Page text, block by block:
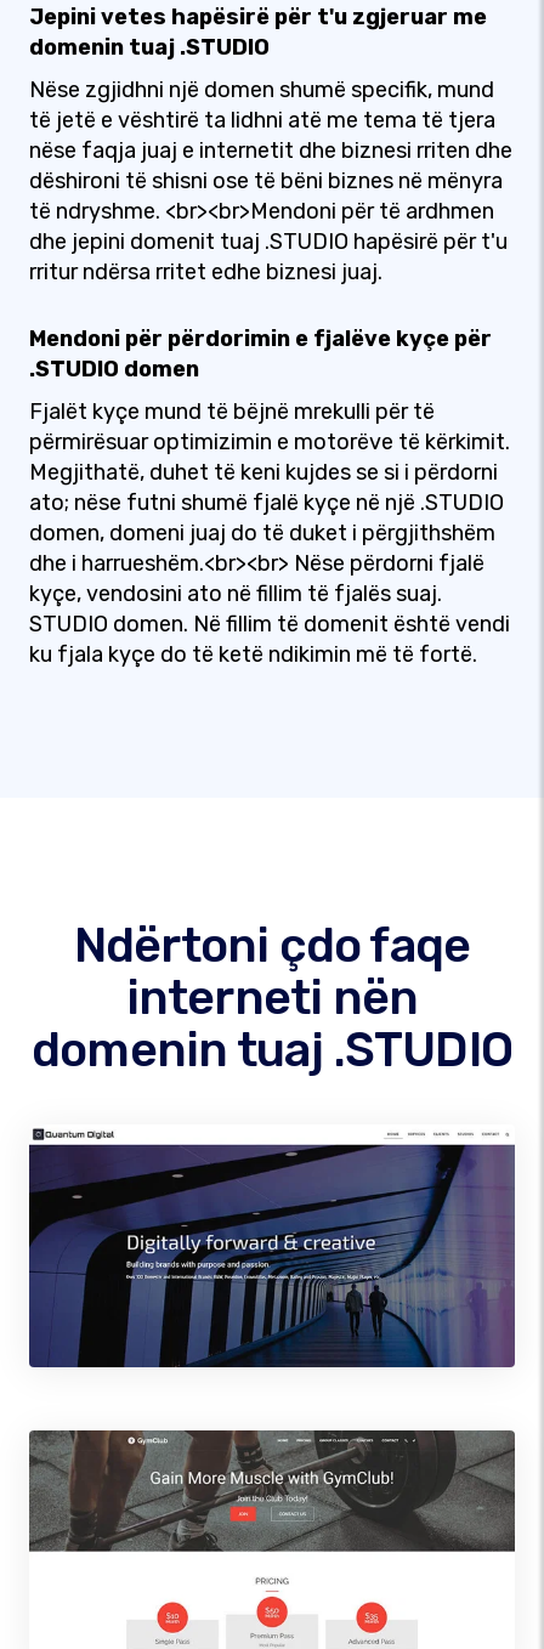
Jepini vetes hapësirë për t'u zgjeruar me
domenin tuaj .STUDIO
Nëse zgjidhni një domen shumë specifik, mund
të jetë e vështirë ta lidhni atë me tema të tjera
nëse faqja juaj e internetit dhe biznesi rriten dhe
dëshironi të shisni ose të bëni biznes në mënyra
të ndryshme. <br><br>Mendoni për të ardhmen
dhe jepini domenit tuaj .STUDIO hapësirë për t'u
rritur ndërsa rritet edhe biznesi juaj.
Mendoni për përdorimin e fjalëve kyçe për
.STUDIO domen
Fjalët kyçe mund të bëjnë mrekulli për të
përmirësuar optimizimin e motorëve të kërkimit.
Megjithatë, duhet të keni kujdes se si i përdorni
ato; nëse futni shumë fjalë kyçe në një .STUDIO
domen, domeni juaj do të duket i përgjithshëm
dhe i harrueshëm.<br><br> Nëse përdorni fjalë
kyçe, vendosini ato në fillim të fjalës suaj.
STUDIO domen. Në fillim të domenit është vendi
ku fjala kyçe do të ketë ndikimin më të fortë.
Ndërtoni çdo faqe
interneti nën
domenin tuaj .STUDIO